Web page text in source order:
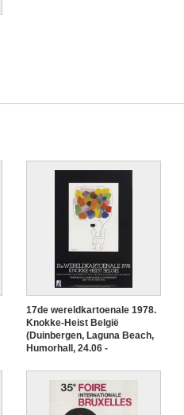
17de wereldkartoenale 1978.
Knokke-Heist België
(Duinbergen, Laguna Beach,
Humorhall, 24.06 -
Julian Key (Julien Keymolen)